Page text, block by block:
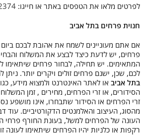
לפרטים מלאו את הטפסים באתר או חייגו:
חנוית פרחים בתל אביב
אם אתם מעוניינים לשמח את אהובת לבכם
פרחים, יש לדעת כיצד לבצע את המשלוח
המתאימים. יש תחילה, לבחור פרחים שיתאימו
לכם, שכן, ישנם פרחים זולים ויקרים יותר. ניתן
בתל אביב או לאתר האינטרנט ולמצוא מידע,
הסידורים, או זרי הפרחים, מחירים , זמן
זרי הפרחים או הסידור שתבחרו, אינו מושפע
מהסוג, העיצוב והאלמנטים הדקורטיביים.
העונה של הפרחים למשל, בעונת החורף פרחי
רקפות או כלניות יהיו הפרחים שיתאימו לעונה